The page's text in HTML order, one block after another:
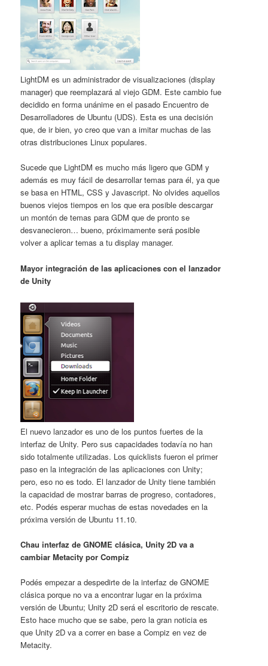
LightDM es un administrador de visualizaciones (display
manager) que reemplazará al viejo GDM. Este cambio fue
decidido en forma unánime en el pasado Encuentro de
Desarrolladores de Ubuntu (UDS). Esta es una decisión
que, de ir bien, yo creo que van a imitar muchas de las
otras distribuciones Linux populares.
Sucede que LightDM es mucho más ligero que GDM y
además es muy fácil de desarrollar temas para él, ya que
se basa en HTML, CSS y Javascript. No olvides aquellos
buenos viejos tiempos en los que era posible descargar
un montón de temas para GDM que de pronto se
desvanecieron… bueno, próximamente será posible
volver a aplicar temas a tu display manager.
Mayor integración de las aplicaciones con el lanzador
de Unity
El nuevo lanzador es uno de los puntos fuertes de la
interfaz de Unity. Pero sus capacidades todavía no han
sido totalmente utilizadas. Los quicklists fueron el primer
paso en la integración de las aplicaciones con Unity;
pero, eso no es todo. El lanzador de Unity tiene también
la capacidad de mostrar barras de progreso, contadores,
etc. Podés esperar muchas de estas novedades en la
próxima versión de Ubuntu 11.10.
Chau interfaz de GNOME clásica, Unity 2D va a
cambiar Metacity por Compiz
Podés empezar a despedirte de la interfaz de GNOME
clásica porque no va a encontrar lugar en la próxima
versión de Ubuntu; Unity 2D será el escritorio de rescate.
Esto hace mucho que se sabe, pero la gran noticia es
que Unity 2D va a correr en base a Compiz en vez de
Metacity.